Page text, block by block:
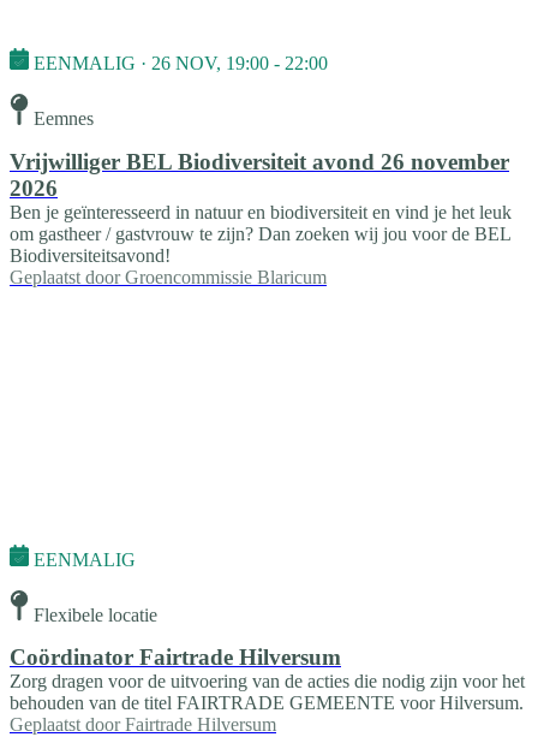
EENMALIG · 26 NOV, 19:00 - 22:00
Eemnes
Vrijwilliger BEL Biodiversiteit avond 26 november
2026
Ben je geïnteresseerd in natuur en biodiversiteit en vind je het leuk
om gastheer / gastvrouw te zijn? Dan zoeken wij jou voor de BEL
Biodiversiteitsavond!
Geplaatst door Groencommissie Blaricum
EENMALIG
Flexibele locatie
Coördinator Fairtrade Hilversum
Zorg dragen voor de uitvoering van de acties die nodig zijn voor het
behouden van de titel FAIRTRADE GEMEENTE voor Hilversum.
Geplaatst door Fairtrade Hilversum